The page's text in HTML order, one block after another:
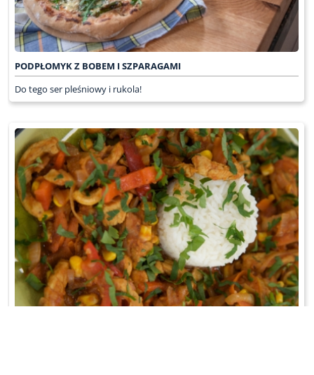
PODPŁOMYK Z BOBEM I SZPARAGAMI
Do tego ser pleśniowy i rukola!